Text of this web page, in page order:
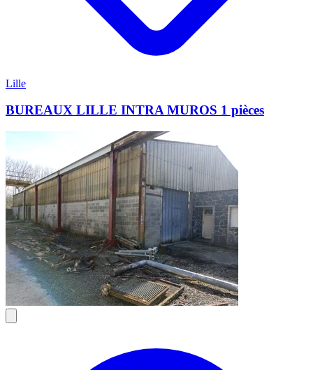
Lille
BUREAUX LILLE INTRA MUROS 1 pièces